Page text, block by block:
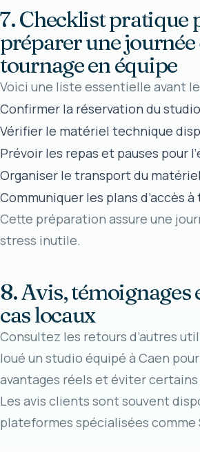
7. Checklist pratique
préparer une journée
tournage en équipe
Voici une liste essentielle avant le
Confirmer la réservation du
Vérifier le matériel technique
Prévoir les repas et pauses pour
Organiser le transport du
Communiquer les plans d’accès
Cette préparation assure une
stress inutile.
8. Avis, témoignages
cas locaux
Consultez les retours d’autres
loué un studio équipé à Caen
avantages réels et éviter
Les avis clients sont souvent
plateformes spécialisées comme